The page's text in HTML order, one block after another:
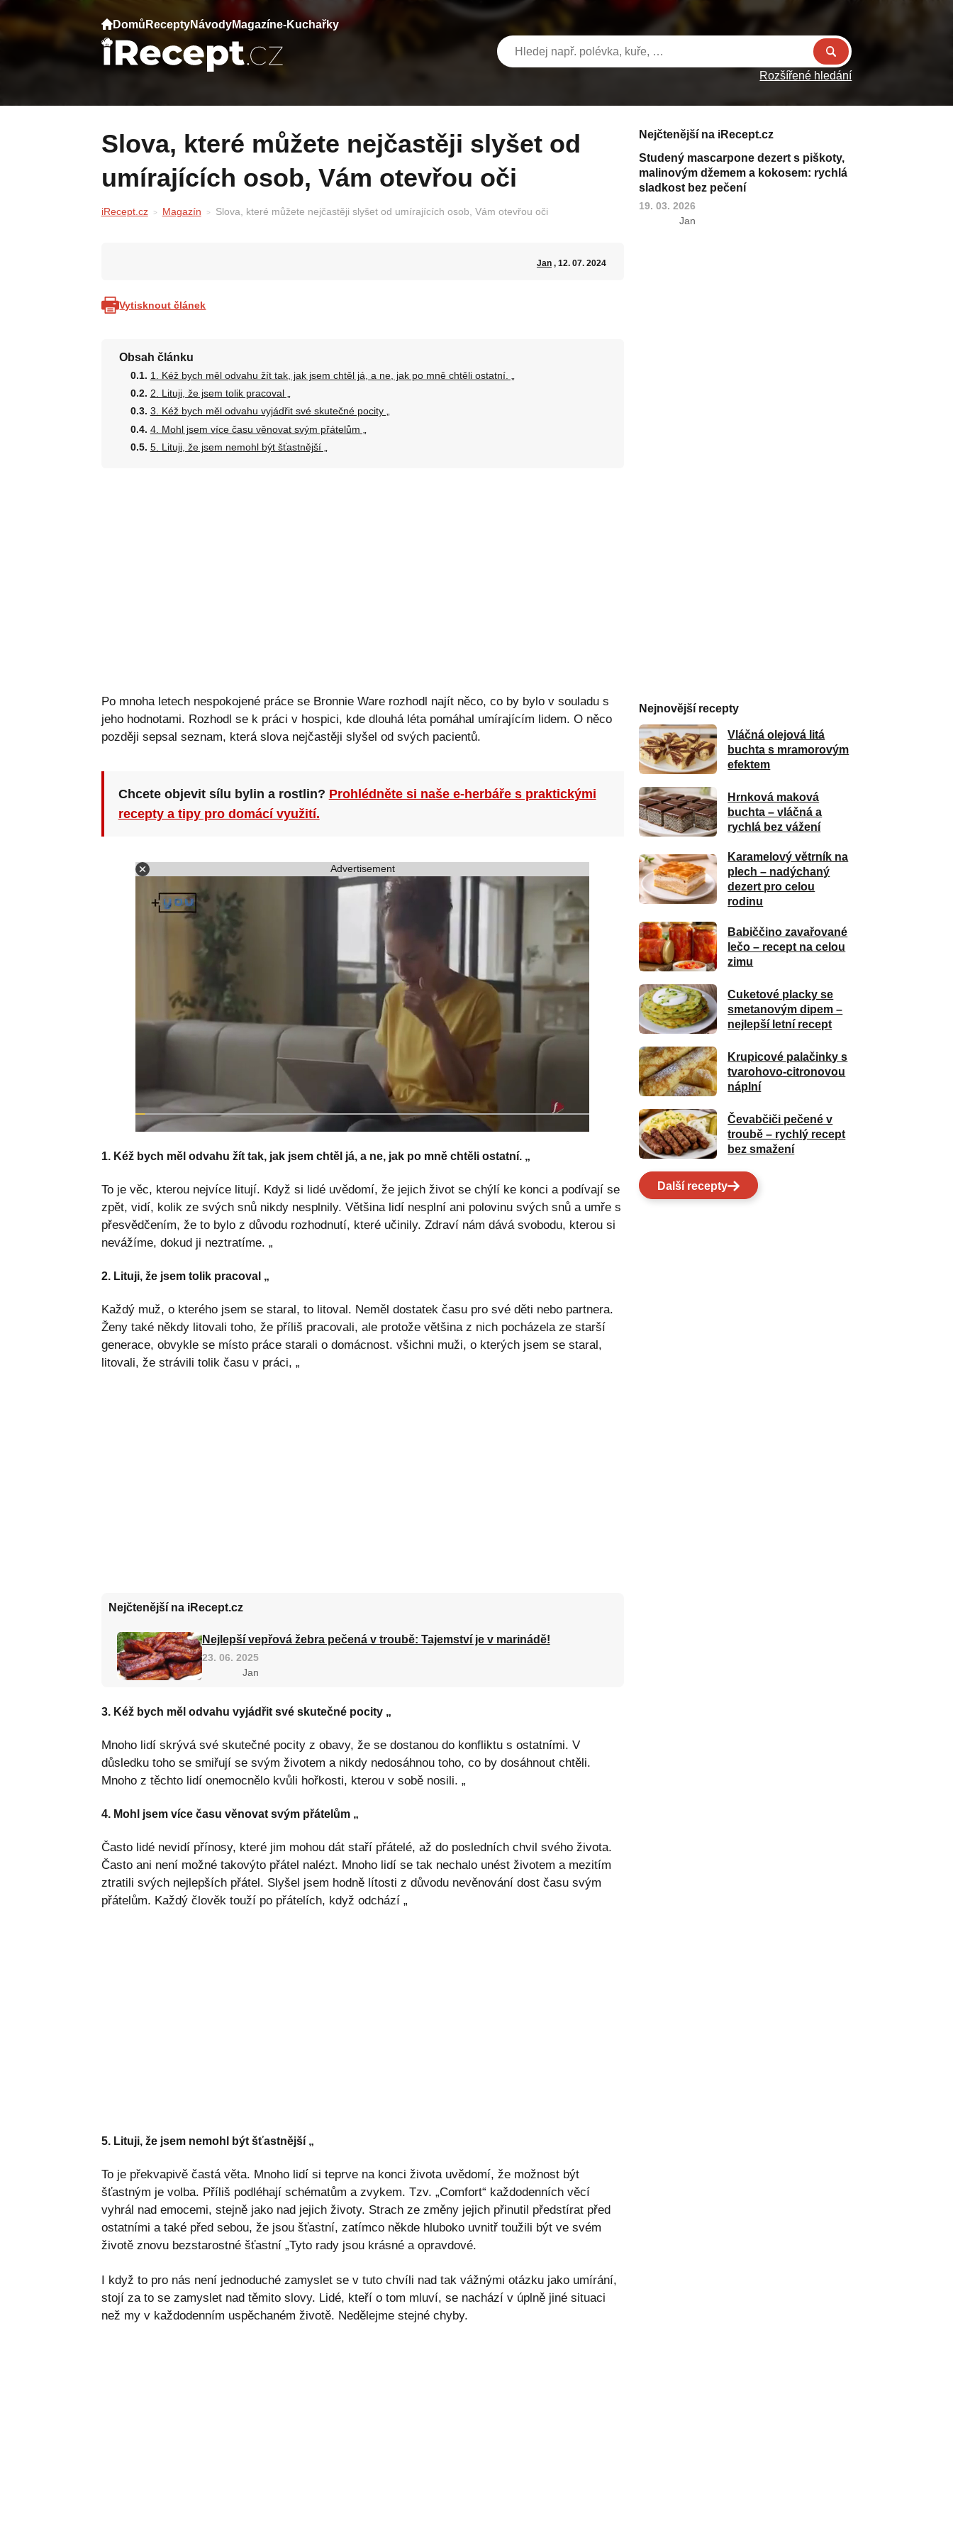
Domů ReceptyNávodyMagazíne-Kuchařky
Rozšířené hledání
Slova, které můžete nejčastěji slyšet od
umírajících osob, Vám otevřou oči
iRecept.cz Magazín Slova, které můžete nejčastěji slyšet od umírajících osob, Vám otevřou oči
Jan, 12. 07. 2024
Vytisknout článek
Obsah článku
1. Kéž bych měl odvahu žít tak, jak jsem chtěl já, a ne, jak po mně chtěli ostatní. „
2. Lituji, že jsem tolik pracoval „
3. Kéž bych měl odvahu vyjádřit své skutečné pocity „
4. Mohl jsem více času věnovat svým přátelům „
5. Lituji, že jsem nemohl být šťastnější „
Po mnoha letech nespokojené práce se Bronnie Ware rozhodl najít něco, co by bylo v souladu s
jeho hodnotami. Rozhodl se k práci v hospici, kde dlouhá léta pomáhal umírajícím lidem. O něco
později sepsal seznam, která slova nejčastěji slyšel od svých pacientů.
Chcete objevit sílu bylin a rostlin? Prohlédněte si naše e-herbáře s praktickými
recepty a tipy pro domácí využití.
Advertisement
1. Kéž bych měl odvahu žít tak, jak jsem chtěl já, a ne, jak po mně chtěli ostatní. „
To je věc, kterou nejvíce litují. Když si lidé uvědomí, že jejich život se chýlí ke konci a podívají se
zpět, vidí, kolik ze svých snů nikdy nesplnily. Většina lidí nesplní ani polovinu svých snů a umře s
přesvědčením, že to bylo z důvodu rozhodnutí, které učinily. Zdraví nám dává svobodu, kterou si
nevážíme, dokud ji neztratíme. „
2. Lituji, že jsem tolik pracoval „
Každý muž, o kterého jsem se staral, to litoval. Neměl dostatek času pro své děti nebo partnera.
Ženy také někdy litovali toho, že příliš pracovali, ale protože většina z nich pocházela ze starší
generace, obvykle se místo práce starali o domácnost. všichni muži, o kterých jsem se staral,
litovali, že strávili tolik času v práci, „
Nejčtenější na iRecept.cz
Nejlepší vepřová žebra pečená v troubě: Tajemství je v marinádě!
23. 06. 2025
Jan
3. Kéž bych měl odvahu vyjádřit své skutečné pocity „
Mnoho lidí skrývá své skutečné pocity z obavy, že se dostanou do konfliktu s ostatními. V
důsledku toho se smiřují se svým životem a nikdy nedosáhnou toho, co by dosáhnout chtěli.
Mnoho z těchto lidí onemocnělo kvůli hořkosti, kterou v sobě nosili. „
4. Mohl jsem více času věnovat svým přátelům „
Často lidé nevidí přínosy, které jim mohou dát staří přátelé, až do posledních chvil svého života.
Často ani není možné takovýto přátel nalézt. Mnoho lidí se tak nechalo unést životem a mezitím
ztratili svých nejlepších přátel. Slyšel jsem hodně lítosti z důvodu nevěnování dost času svým
přátelům. Každý člověk touží po přátelích, když odchází „
5. Lituji, že jsem nemohl být šťastnější „
To je překvapivě častá věta. Mnoho lidí si teprve na konci života uvědomí, že možnost být
šťastným je volba. Příliš podléhají schématům a zvykem. Tzv. „Comfort“ každodenních věcí
vyhrál nad emocemi, stejně jako nad jejich životy. Strach ze změny jejich přinutil předstírat před
ostatními a také před sebou, že jsou šťastní, zatímco někde hluboko uvnitř toužili být ve svém
životě znovu bezstarostné šťastní „Tyto rady jsou krásné a opravdové.
I když to pro nás není jednoduché zamyslet se v tuto chvíli nad tak vážnými otázku jako umírání,
stojí za to se zamyslet nad těmito slovy. Lidé, kteří o tom mluví, se nachází v úplně jiné situaci
než my v každodenním uspěchaném životě. Nedělejme stejné chyby.
Nejčtenější na iRecept.cz
Studený mascarpone dezert s piškoty,
malinovým džemem a kokosem: rychlá
sladkost bez pečení
19. 03. 2026
Jan
Nejnovější recepty
Vláčná olejová litá
buchta s mramorovým
efektem
Hrnková maková
buchta – vláčná a
rychlá bez vážení
Karamelový větrník na
plech – nadýchaný
dezert pro celou
rodinu
Babiččino zavařované
lečo – recept na celou
zimu
Cuketové placky se
smetanovým dipem –
nejlepší letní recept
Krupicové palačinky s
tvarohovo-citronovou
náplní
Čevabčiči pečené v
troubě – rychlý recept
bez smažení
Další recepty